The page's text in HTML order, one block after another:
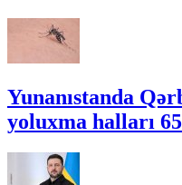
Yunanıstanda
yoluxma halları